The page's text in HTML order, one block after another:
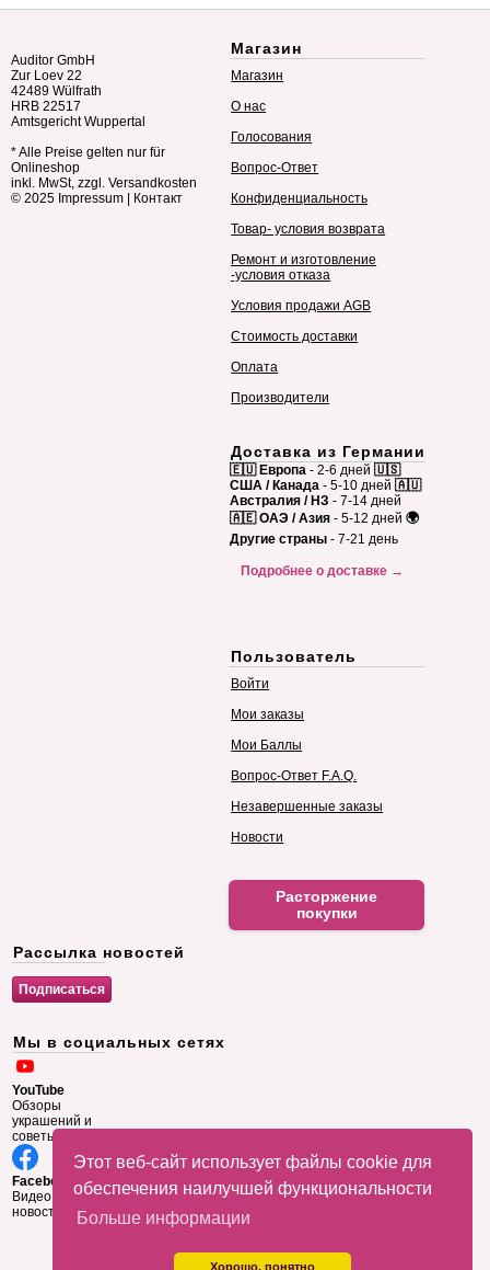
Этот веб-сайт использует файлы cookie для
обеспечения наилучшей функциональности
Больше информации
Хорошо, понятно
Auditor GmbH
Zur Loev 22
42489 Wülfrath
HRB 22517
Amtsgericht Wuppertal
* Alle Preise gelten nur für
Onlineshop
inkl. MwSt, zzgl. Versandkosten
© 2025 Impressum Контакт
Магазин
Магазин
О нас
Голосования
Вопрос-Ответ
Конфиденциальность
Товар- условия возврата
Ремонт и изготовление
-условия отказа
Условия продажи AGB
Стоимость доставки
Оплата
Производители
Доставка из Германии
🇪🇺 Европа - 2-6 дней 🇺🇸
США / Канада - 5-10 дней 🇦🇺
Австралия / НЗ - 7-14 дней
🇦🇪 ОАЭ / Азия - 5-12 дней 🌍
Другие страны - 7-21 день
Подробнее о доставке →
Пользователь
Войти
Мои заказы
Мои Баллы
Вопрос-Ответ F.A.Q.
Незавершенные заказы
Новости
Расторжение
покупки
Рассылка новостей
Мы в социальных сетях
YouTube
Обзоры
украшений и
советы
Facebook
Видео и
новости